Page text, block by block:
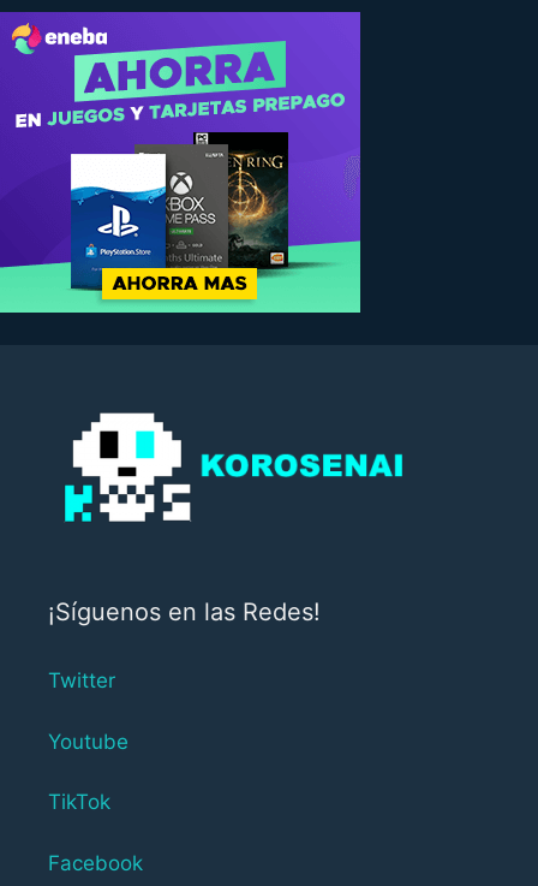
¡Síguenos en las Redes!
Twitter
Youtube
TikTok
Facebook